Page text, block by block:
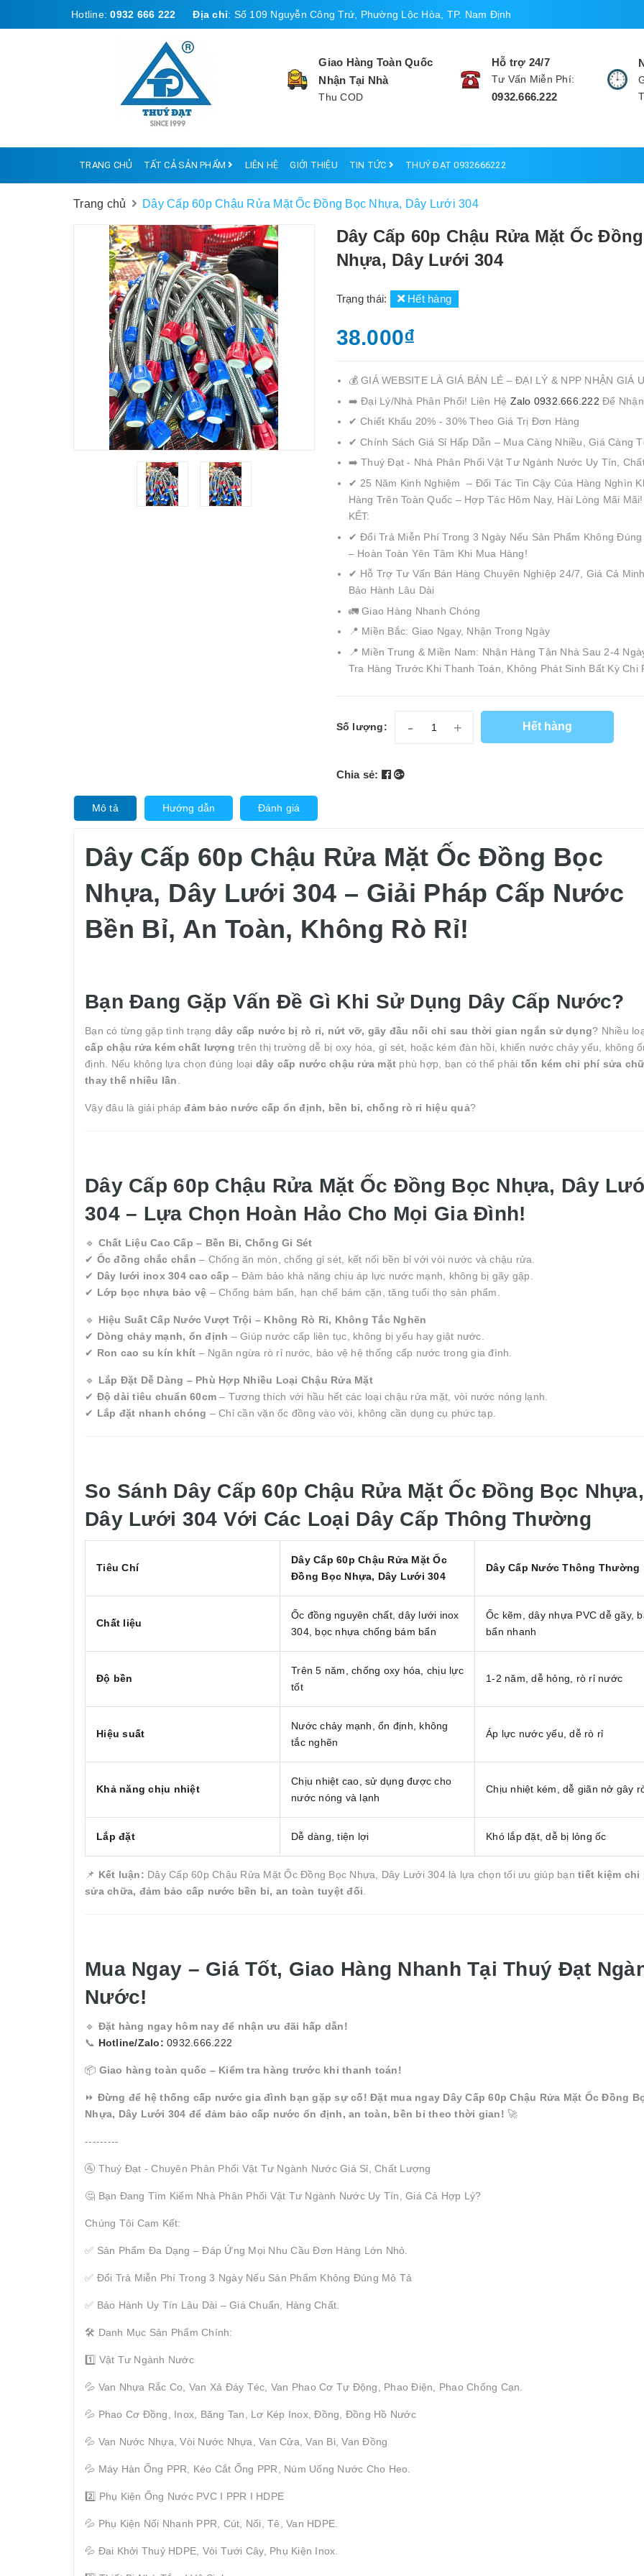
Hotline:0932 666 222 Địa chỉ: Số 109 Nguyễn Công Trứ, Phường Lộc Hòa, TP. Nam Định
Giao Hàng Toàn Quốc
Nhận Tại Nhà
Thu COD
Hỗ trợ 24/7
Tư Vấn Miễn Phí:
0932.666.222
TRANG CHỦ TẤT CẢ SẢN PHẨM LIÊN HỆ GIỚI THIỆU TIN TỨC THUÝ ĐẠT 0932666222
Trang chủ Dây Cấp 60p Chậu Rửa Mặt Ốc Đồng Bọc Nhựa, Dây Lưới 304
Dây Cấp 60p Chậu Rửa Mặt Ốc
Nhựa, Dây Lưới 304
Trạng thái: Hết hàng
38.000₫
💰 GIÁ WEBSITE LÀ GIÁ BÁN LẺ – ĐẠI LÝ & NPP NHẬN GIÁ
➡️ Đại Lý/Nhà Phân Phối! Liên Hệ Zalo 0932.666.222Để
✔ Chiết Khấu 20% - 30% Theo Giá Trị Đơn Hàng
✔ Chính Sách Giá Sỉ Hấp Dẫn – Mua Càng Nhiều, Giá Càng
➡️ Thuý Đạt - Nhà Phân Phối Vật Tư Ngành Nước Uy Tín,
✔ 25 Năm Kinh Nghiệm – Đối Tác Tin Cậy Của Hàng Nghìn
Hàng Trên Toàn Quốc – Hợp Tác Hôm Nay, Hài Lòng Mãi Mãi!
KẾT:
✔ Đổi Trả Miễn Phí Trong 3 Ngày Nếu Sản Phẩm Không Đúng
– Hoàn Toàn Yên Tâm Khi Mua Hàng!
✔ Hỗ Trợ Tư Vấn Bán Hàng Chuyên Nghiệp 24/7, Giá Cả Minh
Bảo Hành Lâu Dài
🚛 Giao Hàng Nhanh Chóng
📍 Miền Bắc: Giao Ngay, Nhận Trong Ngày
📍 Miền Trung & Miền Nam: Nhận Hàng Tận Nhà Sau 2-4
Tra Hàng Trước Khi Thanh Toán, Không Phát Sinh Bất Kỳ Chi
Số lượng: - + Hết hàng
Chia sẻ:
Mô tả Hướng dẫn Đánh giá
Dây Cấp 60p Chậu Rửa Mặt Ốc Đồng Bọc
Nhựa, Dây Lưới 304 – Giải Pháp Cấp Nước
Bền Bỉ, An Toàn, Không Rò Rỉ!
Bạn Đang Gặp Vấn Đề Gì Khi Sử Dụng Dây Cấp Nước?
Bạn có từng gặp tình trạng dây cấp nước bị rò rỉ, nứt vỡ, gãy đầu nối chỉ sau thời gian ngắn sử dụng? Nhiều
cấp chậu rửa kém chất lượng trên thị trường dễ bị oxy hóa, gỉ sét, hoặc kém đàn hồi, khiến nước chảy yếu, không
định. Nếu không lựa chọn đúng loại dây cấp nước chậu rửa mặt phù hợp, bạn có thể phải tốn kém chi phí sửa
thay thế nhiều lần
Vậy đâu là giải phápđảm bảo nước cấp ổn định, bền bỉ, chống rò rỉ hiệu quả?
Dây Cấp 60p Chậu Rửa Mặt Ốc Đồng Bọc Nhựa, Dây
304 – Lựa Chọn Hoàn Hảo Cho Mọi Gia Đình!
🔹 Chất Liệu Cao Cấp – Bền Bỉ, Chống Gỉ Sét
✔ Ốc đồng chắc chắn – Chống ăn mòn, chống gỉ sét, kết nối bền bỉ với vòi nước và chậu rửa.
✔ Dây lưới inox 304 cao cấp – Đảm bảo khả năng chịu áp lực nước mạnh, không bị gãy gập.
✔ Lớp bọc nhựa bảo vệ – Chống bám bẩn, hạn chế bám cặn, tăng tuổi thọ sản phẩm.
🔹 Hiệu Suất Cấp Nước Vượt Trội – Không Rò Rỉ, Không Tắc Nghẽn
✔ Dòng chảy mạnh, ổn định – Giúp nước cấp liên tục, không bị yếu hay giật nước.
✔ Ron cao su kín khít – Ngăn ngừa rò rỉ nước, bảo vệ hệ thống cấp nước trong gia đình.
🔹 Lắp Đặt Dễ Dàng – Phù Hợp Nhiều Loại Chậu Rửa Mặt
✔ Độ dài tiêu chuẩn 60cm – Tương thích với hầu hết các loại chậu rửa mặt, vòi nước nóng lạnh.
✔ Lắp đặt nhanh chóng – Chỉ cần vặn ốc đồng vào vòi, không cần dụng cụ phức tạp.
So Sánh Dây Cấp 60p Chậu Rửa Mặt Ốc Đồng Bọc Nhựa,
Dây Lưới 304 Với Các Loại Dây Cấp Thông Thường
Tiêu Chí
Dây Cấp 60p Chậu Rửa Mặt Ốc
Đồng Bọc Nhựa, Dây Lưới 304
Dây Cấp Nước Thông Thường
Chất liệu
Ốc đồng nguyên chất, dây lưới inox
304, bọc nhựa chống bám bẩn
Ốc kẽm, dây nhựa PVC dễ gãy,
bẩn nhanh
Độ bền
Trên 5 năm, chống oxy hóa, chịu lực
tốt
1-2 năm, dễ hỏng, rò rỉ nước
Hiệu suất
Nước chảy mạnh, ổn định, không
tắc nghẽn
Áp lực nước yếu, dễ rò rỉ
Khả năng chịu nhiệt
Chịu nhiệt cao, sử dụng được cho
nước nóng và lạnh
Chịu nhiệt kém, dễ giãn nở gây
Lắp đặt Dễ dàng, tiện lợi Khó lắp đặt, dễ bị lỏng ốc
📌 Kết luận: Dây Cấp 60p Chậu Rửa Mặt Ốc Đồng Bọc Nhựa, Dây Lưới 304 là lựa chọn tối ưu giúp bạn tiết kiệm chi
sửa chữa, đảm bảo cấp nước bền bỉ, an toàn tuyệt đối
Mua Ngay – Giá Tốt, Giao Hàng Nhanh Tại Thuý Đạt
Nước!
🔹 Đặt hàng ngay hôm nay để nhận ưu đãi hấp dẫn!
📞 Hotline/Zalo: 0932.666.222
📦 Giao hàng toàn quốc – Kiểm tra hàng trước khi thanh toán!
⏩ Đừng để hệ thống cấp nước gia đình bạn gặp sự cố! Đặt mua ngay Dây Cấp 60p Chậu Rửa Mặt Ốc Đồng
Nhựa, Dây Lưới 304 để đảm bảo cấp nước ổn định, an toàn, bền bỉ theo thời gian! 🚀
---------
🚰 Thuý Đạt - Chuyên Phân Phối Vật Tư Ngành Nước Giá Sỉ, Chất Lượng
🤔 Bạn Đang Tìm Kiếm Nhà Phân Phối Vật Tư Ngành Nước Uy Tín, Giá Cả Hợp Lý?
Chúng Tôi Cam Kết:
✅ Sản Phẩm Đa Dạng – Đáp Ứng Mọi Nhu Cầu Đơn Hàng Lớn Nhỏ.
✅ Đổi Trả Miễn Phí Trong 3 Ngày Nếu Sản Phẩm Không Đúng Mô Tả
✅ Bảo Hành Uy Tín Lâu Dài – Giá Chuẩn, Hàng Chất.
🛠 Danh Mục Sản Phẩm Chính:
1️⃣ Vật Tư Ngành Nước
💦 Van Nhựa Rắc Co, Van Xả Đáy Téc, Van Phao Cơ Tự Động, Phao Điện, Phao Chống Cạn.
💦 Phao Cơ Đồng, Inox, Băng Tan, Lơ Kép Inox, Đồng, Đồng Hồ Nước
💦 Van Nước Nhựa, Vòi Nước Nhựa, Van Cửa, Van Bi, Van Đồng
💦 Máy Hàn Ống PPR, Kéo Cắt Ống PPR, Núm Uống Nước Cho Heo.
2️⃣ Phụ Kiện Ống Nước PVC I PPR I HDPE
💦 Phụ Kiện Nối Nhanh PPR, Cút, Nối, Tê, Van HDPE.
💦 Đai Khởi Thuỷ HDPE, Vòi Tưới Cây, Phụ Kiện Inox.